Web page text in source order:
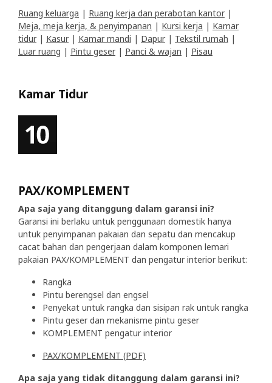
Ruang keluarga | Ruang kerja dan perabotan kantor |
Meja, meja kerja, & penyimpanan | Kursi kerja | Kamar
tidur | Kasur | Kamar mandi | Dapur | Tekstil rumah |
Luar ruang | Pintu geser | Panci & wajan | Pisau
Kamar Tidur
PAX/KOMPLEMENT
Apa saja yang ditanggung dalam garansi ini?
Garansi ini berlaku untuk penggunaan domestik hanya
untuk penyimpanan pakaian dan sepatu dan mencakup
cacat bahan dan pengerjaan dalam komponen lemari
pakaian PAX/KOMPLEMENT dan pengatur interior berikut:
Rangka
Pintu berengsel dan engsel
Penyekat untuk rangka dan sisipan rak untuk rangka
Pintu geser dan mekanisme pintu geser
KOMPLEMENT pengatur interior
PAX/KOMPLEMENT (PDF)
Apa saja yang tidak ditanggung dalam garansi ini?